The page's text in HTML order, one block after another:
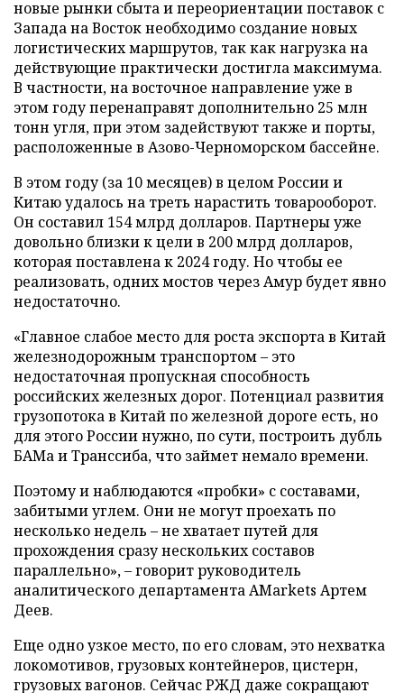
новые рынки сбыта и переориентации поставок с
Запада на Восток необходимо создание новых
логистических маршрутов, так как нагрузка на
действующие практически достигла максимума.
В частности, на восточное направление уже в
этом году перенаправят дополнительно 25 млн
тонн угля, при этом задействуют также и порты,
расположенные в Азово-Черноморском бассейне.
В этом году (за 10 месяцев) в целом России и
Китаю удалось на треть нарастить товарооборот.
Он составил 154 млрд долларов. Партнеры уже
довольно близки к цели в 200 млрд долларов,
которая поставлена к 2024 году. Но чтобы ее
реализовать, одних мостов через Амур будет явно
недостаточно.
«Главное слабое место для роста экспорта в Китай
железнодорожным транспортом – это
недостаточная пропускная способность
российских железных дорог. Потенциал развития
грузопотока в Китай по железной дороге есть, но
для этого России нужно, по сути, построить дубль
БАМа и Транссиба, что займет немало времени.
Поэтому и наблюдаются «пробки» с составами,
забитыми углем. Они не могут проехать по
несколько недель – не хватает путей для
прохождения сразу нескольких составов
параллельно», – говорит руководитель
аналитического департамента AMarkets Артем
Деев.
Еще одно узкое место, по его словам, это нехватка
локомотивов, грузовых контейнеров, цистерн,
грузовых вагонов. Сейчас РЖД даже сокращают